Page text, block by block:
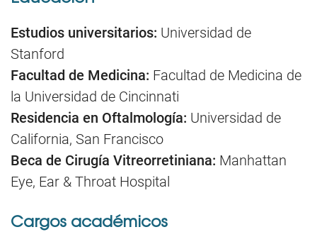
Estudios universitarios: Universidad de
Stanford
Facultad de Medicina: Facultad de Medicina de
la Universidad de Cincinnati
Residencia en Oftalmología: Universidad de
California, San Francisco
Beca de Cirugía Vitreorretiniana: Manhattan
Eye, Ear & Throat Hospital
Cargos académicos